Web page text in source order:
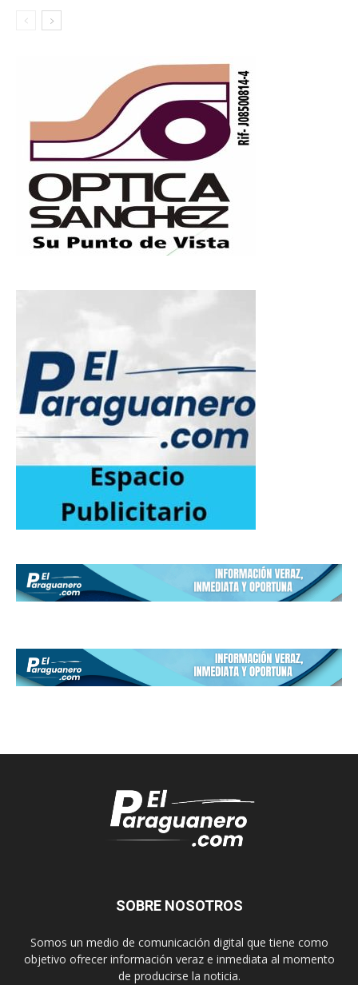
SOBRE NOSOTROS
Somos un medio de comunicación digital que tiene como
objetivo ofrecer información veraz e inmediata al momento
de producirse la noticia.